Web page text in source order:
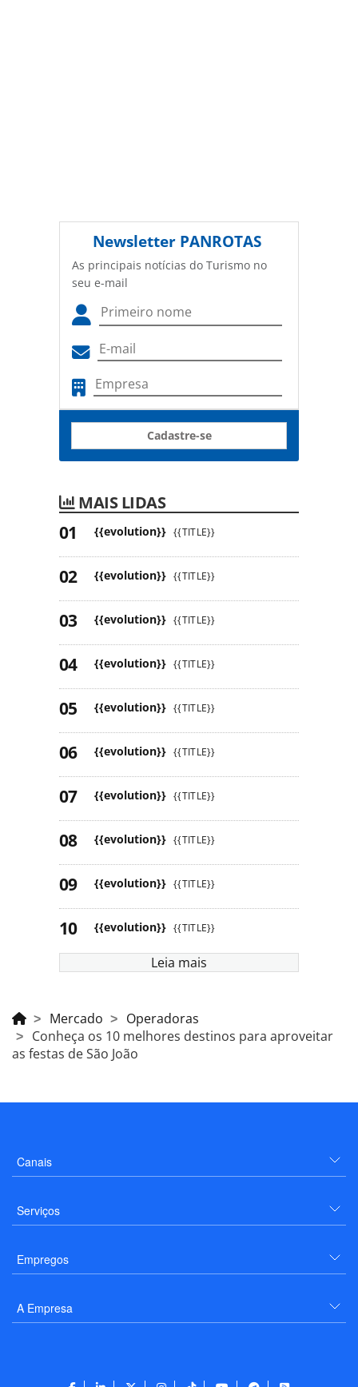
Newsletter PANROTAS
As principais notícias do Turismo no
seu e-mail
Cadastre-se
MAIS LIDAS
{{evolution}} {{TITLE}}
{{evolution}} {{TITLE}}
{{evolution}} {{TITLE}}
{{evolution}} {{TITLE}}
{{evolution}} {{TITLE}}
{{evolution}} {{TITLE}}
{{evolution}} {{TITLE}}
{{evolution}} {{TITLE}}
{{evolution}} {{TITLE}}
{{evolution}} {{TITLE}}
Leia mais
Mercado
Operadoras
Conheça os 10 melhores destinos para aproveitar
as festas de São João
Canais
Serviços
Empregos
A Empresa